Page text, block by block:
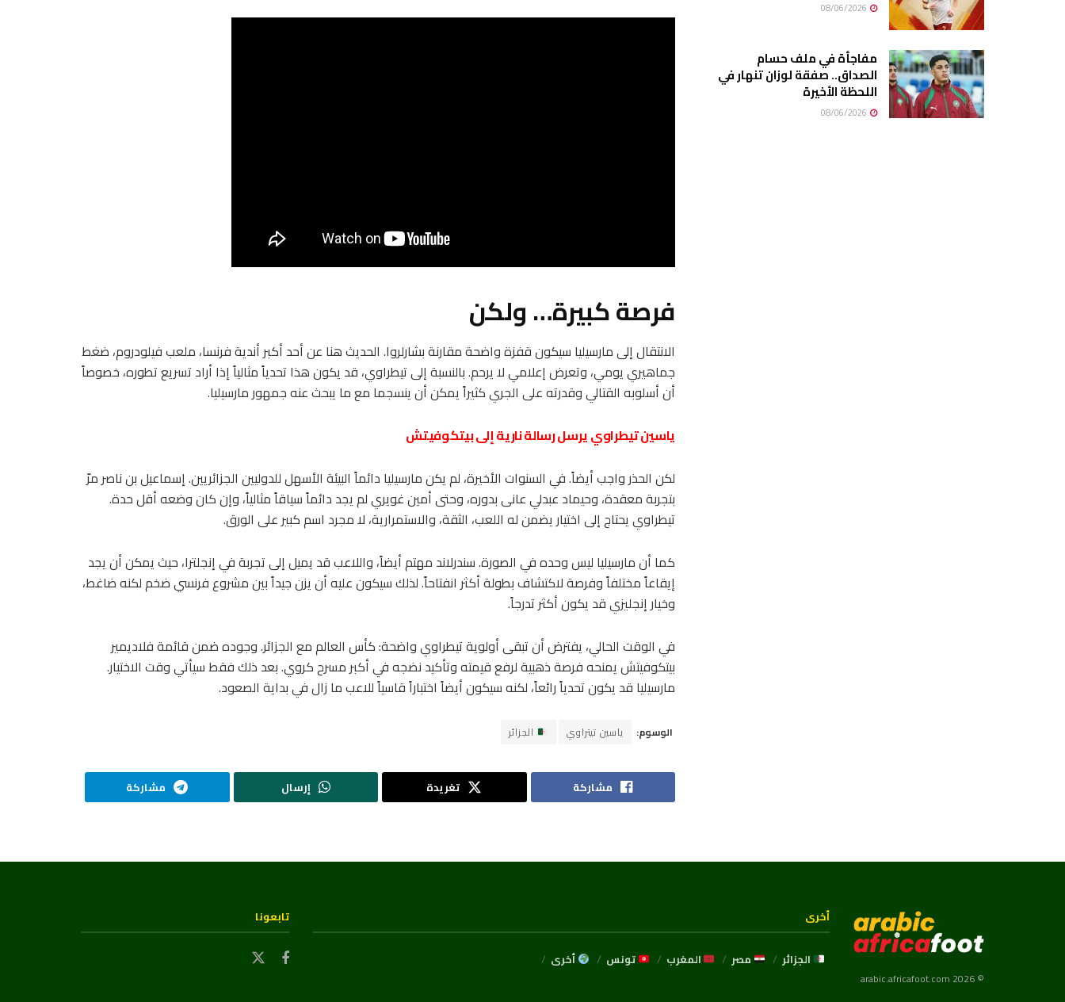
فرصة كبيرة… ولكن
الانتقال إلى مارسيليا سيكون قفزة واضحة مقارنة بشارلروا. الحديث هنا عن أحد أكبر أندية فرنسا، ملعب فيلودروم، ضغط
جماهيري يومي، وتعرض إعلامي لا يرحم. بالنسبة إلى تيطراوي، قد يكون هذا تحدياً مثالياً إذا أراد تسريع تطوره، خصوصاً
أن أسلوبه القتالي وقدرته على الجري كثيراً يمكن أن ينسجما مع ما يبحث عنه جمهور مارسيليا.
ياسين تيطراوي يرسل رسالة نارية إلى بيتكوفيتش
لكن الحذر واجب أيضاً. في السنوات الأخيرة، لم يكن مارسيليا دائماً البيئة الأسهل للدوليين الجزائريين. إسماعيل بن ناصر مرّ
بتجربة معقدة، وحيماد عبدلي عانى بدوره، وحتى أمين غويري لم يجد دائماً سياقاً مثالياً، وإن كان وضعه أقل حدة.
تيطراوي يحتاج إلى اختيار يضمن له اللعب، الثقة، والاستمرارية، لا مجرد اسم كبير على الورق.
كما أن مارسيليا ليس وحده في الصورة. سندرلاند مهتم أيضاً، واللاعب قد يميل إلى تجربة في إنجلترا، حيث يمكن أن يجد
إيقاعاً مختلفاً وفرصة لاكتشاف بطولة أكثر انفتاحاً. لذلك سيكون عليه أن يزن جيداً بين مشروع فرنسي ضخم لكنه ضاغط،
وخيار إنجليزي قد يكون أكثر تدرجاً.
في الوقت الحالي، يفترض أن تبقى أولوية تيطراوي واضحة: كأس العالم مع الجزائر. وجوده ضمن قائمة فلاديمير
بيتكوفيتش يمنحه فرصة ذهبية لرفع قيمته وتأكيد نضجه في أكبر مسرح كروي. بعد ذلك فقط سيأتي وقت الاختيار.
مارسيليا قد يكون تحدياً رائعاً، لكنه سيكون أيضاً اختباراً قاسياً للاعب ما زال في بداية الصعود.
الوسوم: ياسين تيتراوي الجزائر
مشاركة تغريدة إرسال مشاركة
مفاجأة في ملف حسام
الصداق.. صفقة لوزان تنهار في
اللحظة الأخيرة
© 2026 arabic.africafoot.com
أخرى
الجزائر مصر المغرب تونس أخرى
تابعونا